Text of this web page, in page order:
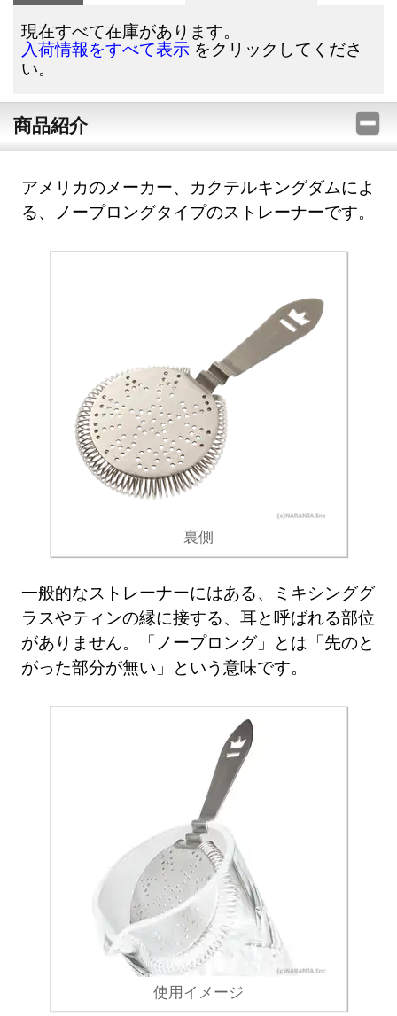
現在すべて在庫があります。
入荷情報をすべて表示 をクリックしてくださ
い。
商品紹介
アメリカのメーカー、カクテルキングダムによ
る、ノープロングタイプのストレーナーです。
裏側
一般的なストレーナーにはある、ミキシンググ
ラスやティンの縁に接する、耳と呼ばれる部位
がありません。「ノープロング」とは「先のと
がった部分が無い」という意味です。
使用イメージ